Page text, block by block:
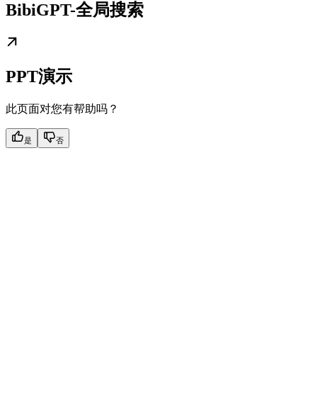
BibiGPT-全局搜索
PPT演示
此页面对您有帮助吗？
是 否